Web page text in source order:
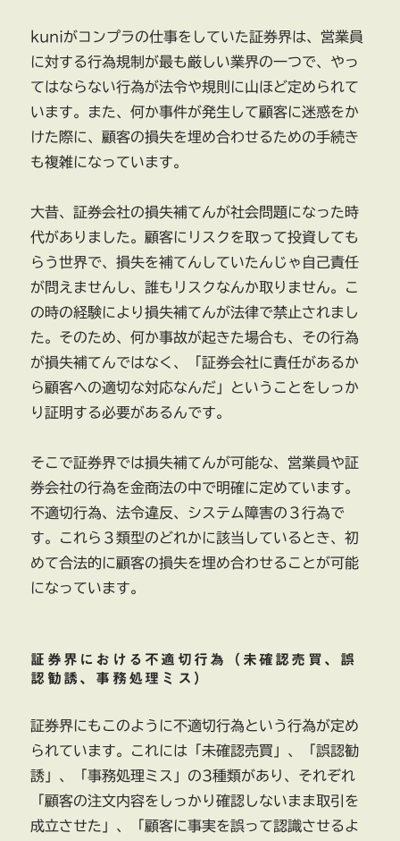
kuniがコンプラの仕事をしていた証券界は、営業員
に対する行為規制が最も厳しい業界の一つで、やっ
てはならない行為が法令や規則に山ほど定められて
います。また、何か事件が発生して顧客に迷惑をか
けた際に、顧客の損失を埋め合わせるための手続き
も複雑になっています。
大昔、証券会社の損失補てんが社会問題になった時
代がありました。顧客にリスクを取って投資しても
らう世界で、損失を補てんしていたんじゃ自己責任
が問えませんし、誰もリスクなんか取りません。こ
の時の経験により損失補てんが法律で禁止されまし
た。そのため、何か事故が起きた場合も、その行為
が損失補てんではなく、「証券会社に責任があるか
ら顧客への適切な対応なんだ」ということをしっか
り証明する必要があるんです。
そこで証券界では損失補てんが可能な、営業員や証
券会社の行為を金商法の中で明確に定めています。
不適切行為、法令違反、システム障害の３行為で
す。これら３類型のどれかに該当しているとき、初
めて合法的に顧客の損失を埋め合わせることが可能
になっています。
証券界における不適切行為（未確認売買、誤
認勧誘、事務処理ミス）
証券界にもこのように不適切行為という行為が定め
られています。これには「未確認売買」、「誤認勧
誘」、「事務処理ミス」の3種類があり、それぞれ
「顧客の注文内容をしっかり確認しないまま取引を
成立させた」、「顧客に事実を誤って認識させるよ